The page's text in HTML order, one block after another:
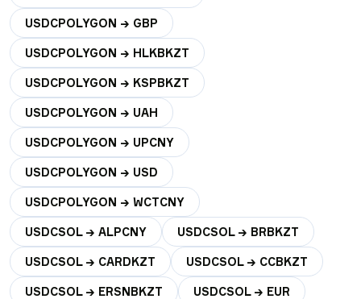
USDCPOLYGON → GBP
USDCPOLYGON → HLKBKZT
USDCPOLYGON → KSPBKZT
USDCPOLYGON → UAH
USDCPOLYGON → UPCNY
USDCPOLYGON → USD
USDCPOLYGON → WCTCNY
USDCSOL → ALPCNY USDCSOL → BRBKZT
USDCSOL → CARDKZT USDCSOL → CCBKZT
USDCSOL → ERSNBKZT USDCSOL → EUR